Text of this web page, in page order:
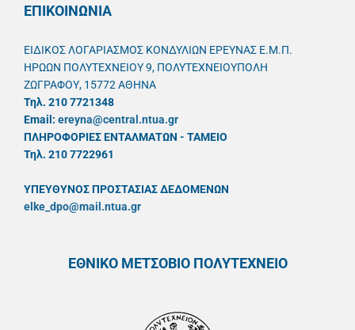
ΕΠΙΚΟΙΝΩΝΙΑ
ΕΙΔΙΚΟΣ ΛΟΓΑΡΙΑΣΜΟΣ ΚΟΝΔΥΛΙΩΝ ΕΡΕΥΝΑΣ Ε.Μ.Π.
ΗΡΩΩΝ ΠΟΛΥΤΕΧΝΕΙΟΥ 9, ΠΟΛΥΤΕΧΝΕΙΟΥΠΟΛΗ
ΖΩΓΡΑΦΟΥ, 15772 ΑΘΗΝΑ
Τηλ. 210 7721348
Email: ereyna@central.ntua.gr
ΠΛΗΡΟΦΟΡΙΕΣ ΕΝΤΑΛΜΑΤΩΝ - ΤΑΜΕΙΟ
Τηλ. 210 7722961
ΥΠΕΥΘYΝΟΣ ΠΡΟΣΤΑΣΙΑΣ ΔΕΔΟΜΕΝΩΝ
elke_dpo@mail.ntua.gr
ΕΘΝΙΚΟ ΜΕΤΣΟΒΙΟ ΠΟΛΥΤΕΧΝΕΙΟ